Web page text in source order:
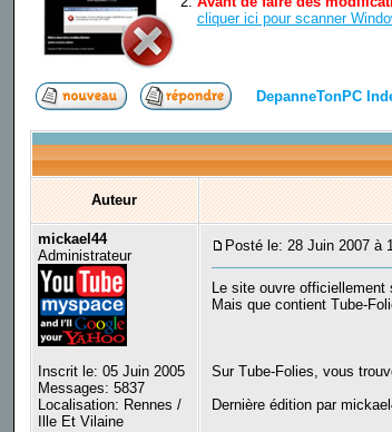
cliquer ici pour scanner
DepanneTonPC
Auteur
mickael44
Administrateur
Inscrit le: 05 Juin 2005
Messages: 5837
Localisation: Rennes /
Ille Et Vilaine
Posté le: 28 Juin 2007 à
Le site ouvre
Mais que contient Tube-
Sur Tube-Folies, vous
Dernière édition par